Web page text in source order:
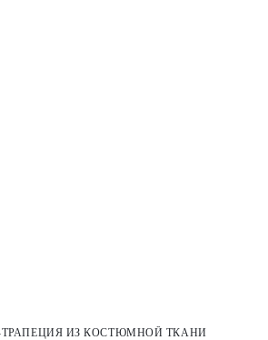
ИЗ КОСТЮМНОЙ ТКАНИ